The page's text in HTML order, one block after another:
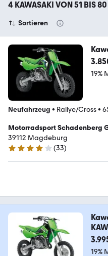
4 KAWASAKI VON 51 BIS
Sortieren
19%
Neufahrzeug • Rallye/Cross•
Motorradsport Schadenberg
39112 Magdeburg
3.9 Sterne
(33)
19%